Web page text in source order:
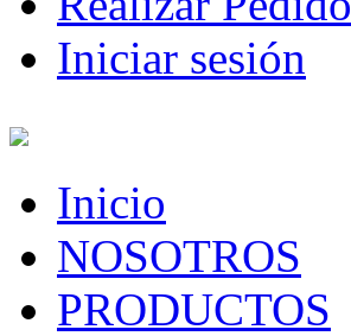
Iniciar sesión
Inicio
NOSOTROS
PRODUCTOS